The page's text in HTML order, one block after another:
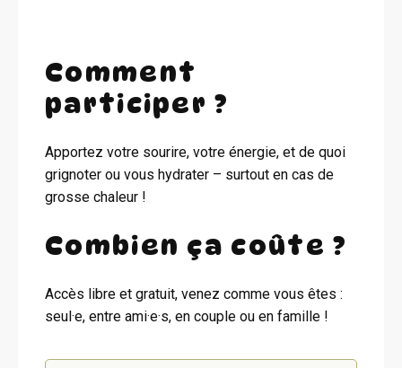
Comment
participer ?
Apportez votre sourire, votre énergie, et de quoi
grignoter ou vous hydrater – surtout en cas de
grosse chaleur !
Combien ça coûte ?
Accès libre et gratuit, venez comme vous êtes :
seul·e, entre ami·e·s, en couple ou en famille !